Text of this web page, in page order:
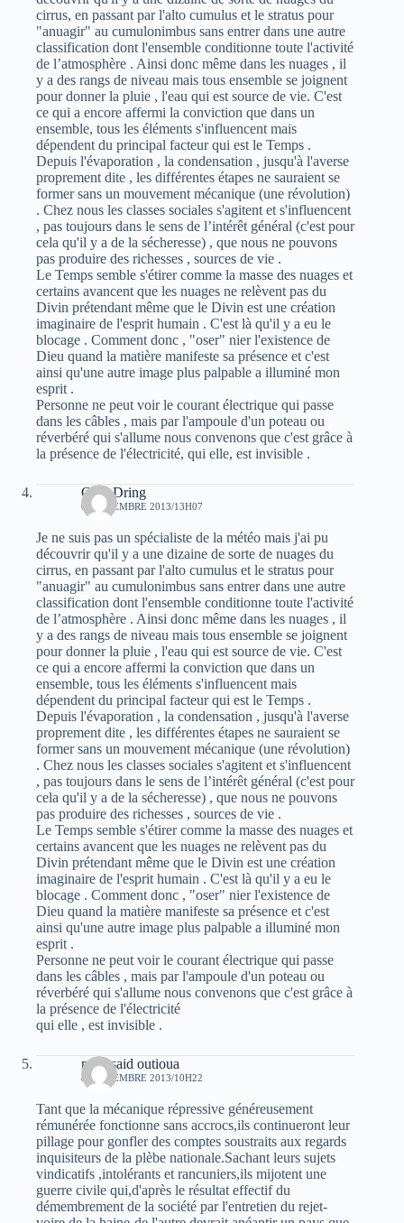
cirrus, en passant par l'alto cumulus et le stratus pour
"anuagir" au cumulonimbus sans entrer dans une autre
classification dont l'ensemble conditionne toute l'activité
de l’atmosphère . Ainsi donc même dans les nuages , il
y a des rangs de niveau mais tous ensemble se joignent
pour donner la pluie , l'eau qui est source de vie. C'est
ce qui a encore affermi la conviction que dans un
ensemble, tous les éléments s'influencent mais
dépendent du principal facteur qui est le Temps .
Depuis l'évaporation , la condensation , jusqu'à l'averse
proprement dite , les différentes étapes ne sauraient se
former sans un mouvement mécanique (une révolution)
. Chez nous les classes sociales s'agitent et s'influencent
, pas toujours dans le sens de l’intérêt général (c'est pour
cela qu'il y a de la sécheresse) , que nous ne pouvons
pas produire des richesses , sources de vie .
Le Temps semble s'étirer comme la masse des nuages et
certains avancent que les nuages ne relèvent pas du
Divin prétendant même que le Divin est une création
imaginaire de l'esprit humain . C'est là qu'il y a eu le
blocage . Comment donc , "oser" nier l'existence de
Dieu quand la matière manifeste sa présence et c'est
ainsi qu'une autre image plus palpable a illuminé mon
esprit .
Personne ne peut voir le courant électrique qui passe
dans les câbles , mais par l'ampoule d'un poteau ou
réverbéré qui s'allume nous convenons que c'est grâce à
la présence de l'électricité, qui elle, est invisible .
Guel Dring
6 SEPTEMBRE 2013/13H07
Je ne suis pas un spécialiste de la météo mais j'ai pu
découvrir qu'il y a une dizaine de sorte de nuages du
cirrus, en passant par l'alto cumulus et le stratus pour
"anuagir" au cumulonimbus sans entrer dans une autre
classification dont l'ensemble conditionne toute l'activité
de l’atmosphère . Ainsi donc même dans les nuages , il
y a des rangs de niveau mais tous ensemble se joignent
pour donner la pluie , l'eau qui est source de vie. C'est
ce qui a encore affermi la conviction que dans un
ensemble, tous les éléments s'influencent mais
dépendent du principal facteur qui est le Temps .
Depuis l'évaporation , la condensation , jusqu'à l'averse
proprement dite , les différentes étapes ne sauraient se
former sans un mouvement mécanique (une révolution)
. Chez nous les classes sociales s'agitent et s'influencent
, pas toujours dans le sens de l’intérêt général (c'est pour
cela qu'il y a de la sécheresse) , que nous ne pouvons
pas produire des richesses , sources de vie .
Le Temps semble s'étirer comme la masse des nuages et
certains avancent que les nuages ne relèvent pas du
Divin prétendant même que le Divin est une création
imaginaire de l'esprit humain . C'est là qu'il y a eu le
blocage . Comment donc , "oser" nier l'existence de
Dieu quand la matière manifeste sa présence et c'est
ainsi qu'une autre image plus palpable a illuminé mon
esprit .
Personne ne peut voir le courant électrique qui passe
dans les câbles , mais par l'ampoule d'un poteau ou
réverbéré qui s'allume nous convenons que c'est grâce à
la présence de l'électricité
qui elle , est invisible .
moh-said outioua
8 SEPTEMBRE 2013/10H22
Tant que la mécanique répressive généreusement
rémunérée fonctionne sans accrocs,ils continueront leur
pillage pour gonfler des comptes soustraits aux regards
inquisiteurs de la plèbe nationale.Sachant leurs sujets
vindicatifs ,intolérants et rancuniers,ils mijotent une
guerre civile qui,d'après le résultat effectif du
démembrement de la société par l'entretien du rejet-